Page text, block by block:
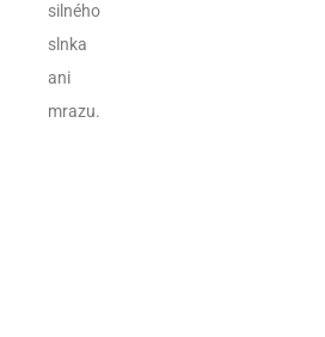
silného
slnka
ani
mrazu.